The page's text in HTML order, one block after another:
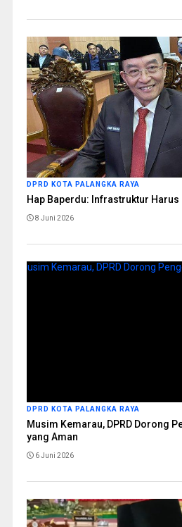
DPRD KOTA PALANGKA RAYA
Hap Baperdu: Infrastruktur
8 Juni 2026
DPRD KOTA PALANGKA RAYA
Musim Kemarau, DPRD Dorong
yang Aman
6 Juni 2026